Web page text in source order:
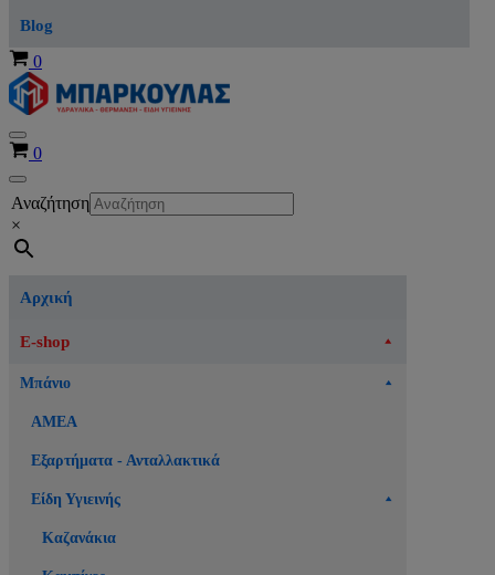
Blog
Καλάθι
0
Μενού
πλοήγησης
Καλάθι
0
Μενού
πλοήγησης
Αναζήτηση
×
Αρχική
E-shop
Μπάνιο
ΑΜΕΑ
Εξαρτήματα - Ανταλλακτικά
Είδη Υγιεινής
Καζανάκια